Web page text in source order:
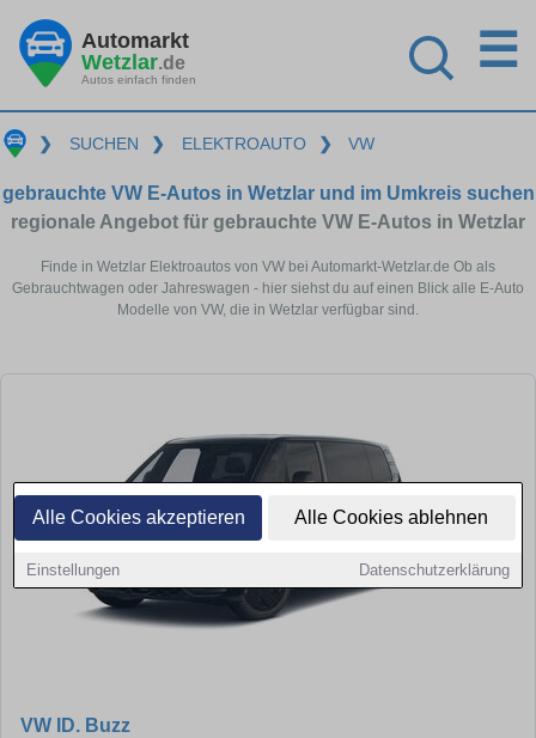
Alle Cookies akzeptieren Alle Cookies ablehnen
Einstellungen Datenschutzerklärung
Automarkt
Wetzlar.de
Autos einfach finden
☰
❯ SUCHEN ❯ ELEKTROAUTO ❯ VW
gebrauchte VW E-Autos in Wetzlar und im Umkreis suchen
regionale Angebot für gebrauchte VW E-Autos in Wetzlar
Finde in Wetzlar Elektroautos von VW bei Automarkt-Wetzlar.de Ob als
Gebrauchtwagen oder Jahreswagen - hier siehst du auf einen Blick alle E-Auto
Modelle von VW, die in Wetzlar verfügbar sind.
VW ID. Buzz